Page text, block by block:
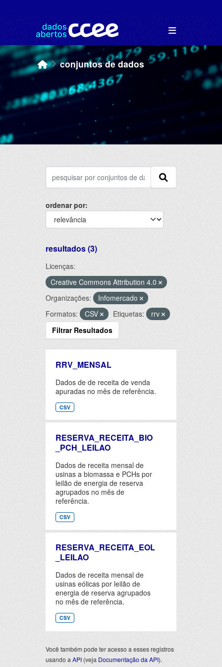
conjuntos de dados
ordenar por
resultados (3)
Licenças:
Creative Commons Attribution 4.0
Organizações:
Infomercado
Formatos:
CSV Etiquetas:
rrv
Filtrar Resultados
RRV_MENSAL
Dados de de receita de venda
apuradas no mês de referência.
CSV
RESERVA_RECEITA_BIO
_PCH_LEILAO
Dados de receita mensal de
usinas a biomassa e PCHs por
leilão de energia de reserva
agrupados no mês de
referência.
CSV
RESERVA_RECEITA_EOL
_LEILAO
Dados de receita mensal de
usinas eólicas por leilão de
energia de reserva agrupados
no mês de referência.
CSV
Você também pode ter acesso a esses registros
usando a API (veja Documentação da API).